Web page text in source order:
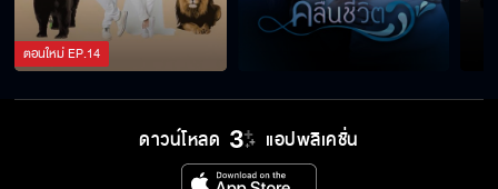
ตอนใหม่EP.14
ดาวน์โหลด แอปพลิเคชั่น